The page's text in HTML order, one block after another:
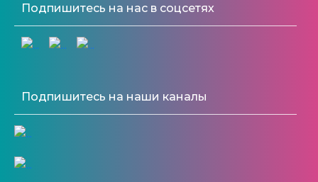
Подпишитесь на нас в соцсетях
Подпишитесь на наши каналы